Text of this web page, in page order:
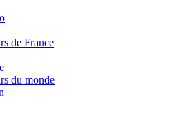
de France
du monde